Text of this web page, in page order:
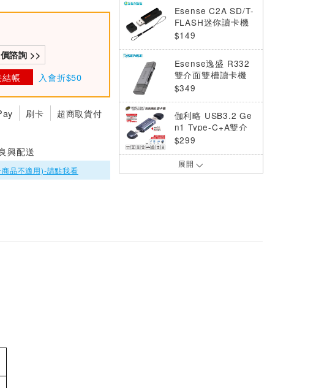
諮詢 >>
帳 入會折$50
刷卡
超商取貨付
良興配送
品不適用)-請點我看
Esense C2A SD/T-
FLASH迷你讀卡機
(黑)
$149
Esense逸盛 R332
雙介面雙槽讀卡機
(灰)
$349
伽利略 USB3.2 Ge
n1 Type-C+A雙介
面高速傳輸讀卡機 A
$299
Esense逸盛 Type-
接器
$129
展開